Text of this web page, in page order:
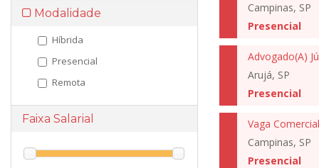
Modalidade
Híbrida
Presencial
Remota
Faixa Salarial
Campinas, SP
Presencial
Arujá, SP
Presencial
Vaga Comercial
Campinas, SP
Presencial